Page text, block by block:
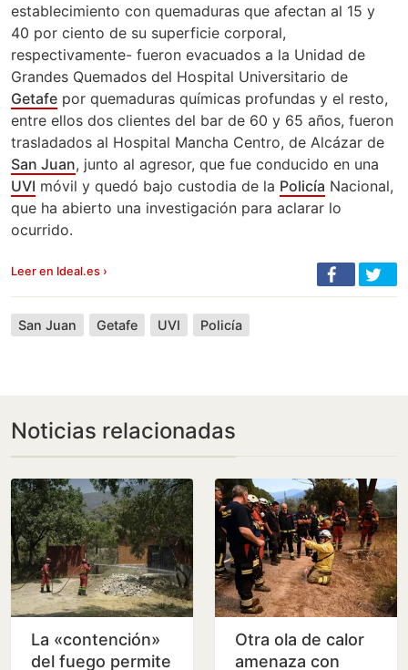
establecimiento con quemaduras que afectan al 15 y
40 por ciento de su superficie corporal,
respectivamente- fueron evacuados a la Unidad de
Grandes Quemados del Hospital Universitario de
Getafe por quemaduras químicas profundas y el resto,
entre ellos dos clientes del bar de 60 y 65 años, fueron
trasladados al Hospital Mancha Centro, de Alcázar de
San Juan, junto al agresor, que fue conducido en una
UVI móvil y quedó bajo custodia de la Policía Nacional,
que ha abierto una investigación para aclarar lo
ocurrido.
Leer en Ideal.es ›
San Juan Getafe UVI Policía
Noticias relacionadas
La «contención»
del fuego permite
Otra ola de calor
amenaza con